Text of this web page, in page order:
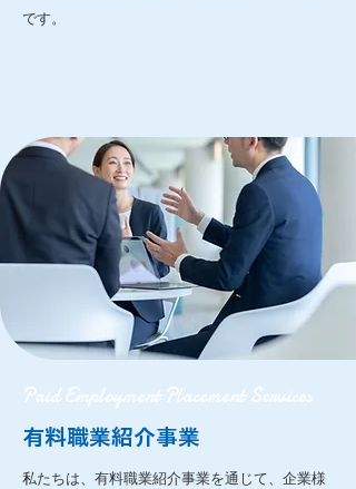
です。
Paid Employment Placement Services
有料職業紹介事業
私たちは、有料職業紹介事業を通じて、企業様